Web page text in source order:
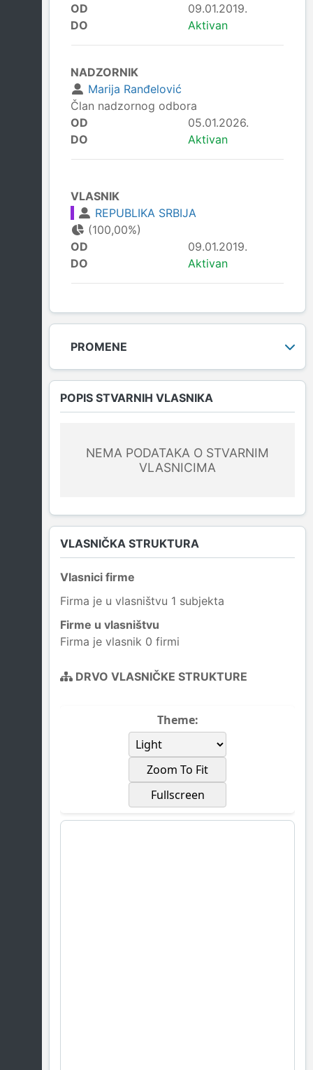
OD
09.01.2019.
DO
Aktivan
NADZORNIK
Marija Ranđelović
Član nadzornog odbora
OD
05.01.2026.
DO
Aktivan
VLASNIK
REPUBLIKA SRBIJA
(100,00%)
OD
09.01.2019.
DO
Aktivan
PROMENE
POPIS STVARNIH VLASNIKA
NEMA PODATAKA O STVARNIM
VLASNICIMA
VLASNIČKA STRUKTURA
Vlasnici firme
Firma je u vlasništvu 1 subjekta
Firme u vlasništvu
Firma je vlasnik 0 firmi
DRVO VLASNIČKE STRUKTURE
Theme:
Zoom To Fit
Fullscreen